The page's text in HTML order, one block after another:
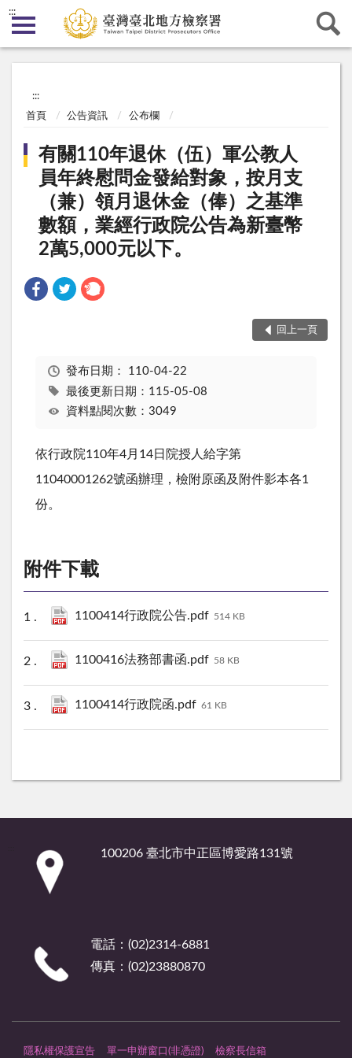
:::
:::
首頁 公告資訊 公布欄
有關110年退休（伍）軍公教人
員年終慰問金發給對象，按月支
（兼）領月退休金（俸）之基準
數額，業經行政院公告為新臺幣
2萬5,000元以下。
回上一頁
發布日期： 110-04-22
最後更新日期：115-05-08
資料點閱次數：3049
依行政院110年4月14日院授人給字第
11040001262號函辦理，檢附原函及附件影本各1
份。
附件下載
1100414行政院公告.pdf 514 KB
1100416法務部書函.pdf 58 KB
1100414行政院函.pdf 61 KB
100206 臺北市中正區博愛路131號
電話：(02)2314-6881
傳真：(02)23880870
隱私權保護宣告 單一申辦窗口(非憑證) 檢察長信箱